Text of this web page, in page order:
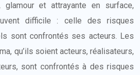
glamour et attrayante en surface,
difficile : celle des risques
sont confrontés ses acteurs. Les
qu’ils soient acteurs, réalisateurs,
sont confrontés à des risques